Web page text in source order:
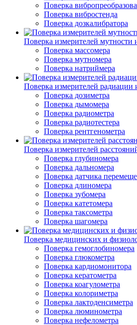
Поверка
Поверка вибростенда
Поверка дозкалибратора
Поверка измерителей мутности
Поверка массомера
Поверка мутномера
Поверка натриймера
Поверка измерителей радиации
Поверка дозиметра
Поверка дымомера
Поверка радиометра
Поверка радиотестера
Поверка рентгенометра
Поверка измерителей
Поверка глубиномера
Поверка дальномера
Поверка датчика
Поверка длиномера
Поверка зубомера
Поверка катетомера
Поверка таксометра
Поверка шагомера
Поверка медицинских и
Поверка гемоглобиномера
Поверка глюкометра
Поверка кардиомонитора
Поверка кератометра
Поверка коагулометра
Поверка колориметра
Поверка лактоденсиметра
Поверка люминометра
Поверка нефелометра